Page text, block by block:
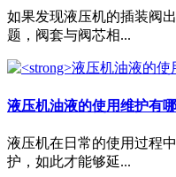
如果发现液压机的插装阀
题，阀套与阀芯相...
液压机油液的使用维护有
液压机在日常的使用过程
护，如此才能够延...